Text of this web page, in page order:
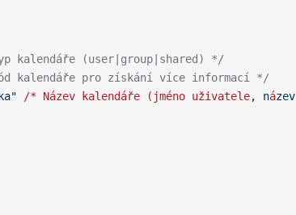
kalendáře (user|group|shared) */
kalendáře pro získání více informací */
/* Název kalendáře (jméno uživatele, název